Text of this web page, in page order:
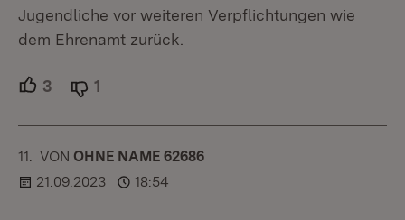
Jugendliche vor weiteren Verpflichtungen wie
dem Ehrenamt zurück.
3 Unterstützer.
1
11. KOMMENTAR
VON :OHNE NAME 62686
21.09.2023
18:54